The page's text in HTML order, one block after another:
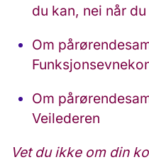
du kan, nei når du
Om
Om
Veilederen
Vet du ikke om din